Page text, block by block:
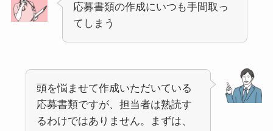
応募書類の作成にいつも手間取っ
てしまう
頭を悩ませて作成いただいている
応募書類ですが、担当者は熟読す
るわけではありません。まずは、